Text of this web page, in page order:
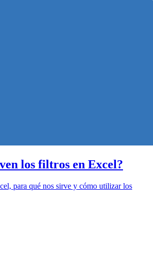
los filtros en Excel?
para qué nos sirve y cómo utilizar los